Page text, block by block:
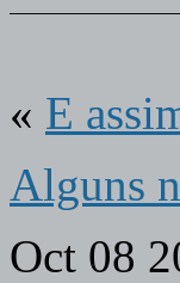
« E
Alguns
Oct 08